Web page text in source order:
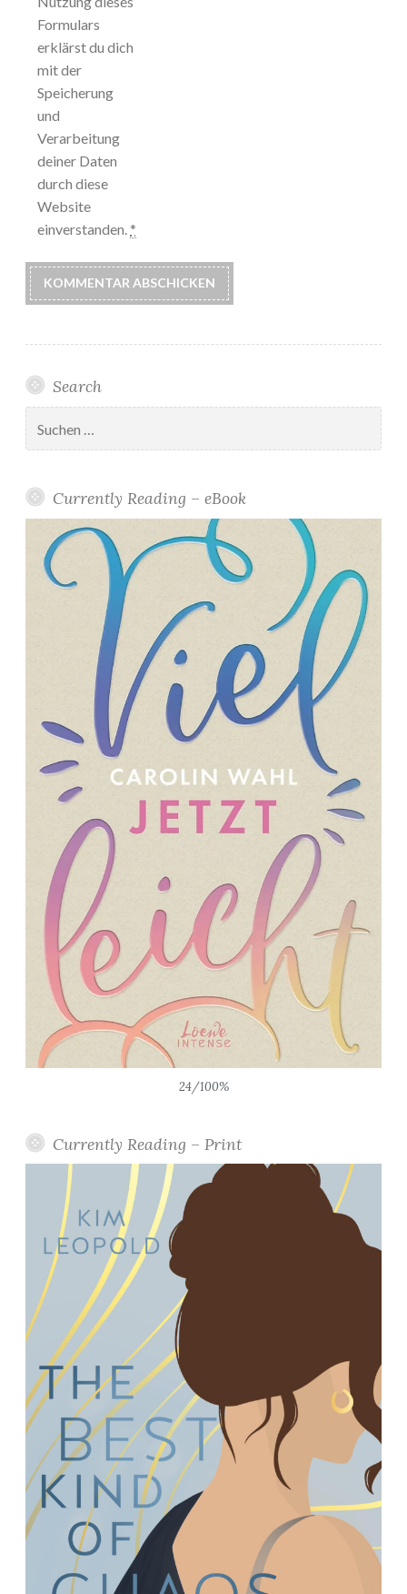
Formulars
erklärst du dich
mit der
Speicherung
und
Verarbeitung
deiner Daten
durch diese
Website
einverstanden. *
Search
nach:
Currently Reading – eBook
24/100%
Currently Reading – Print